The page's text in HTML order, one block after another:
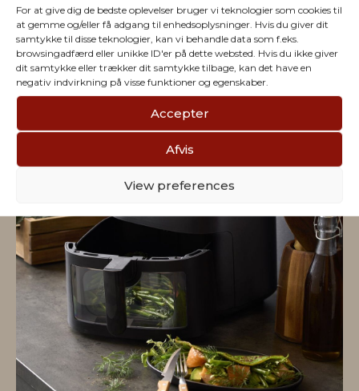
For at give dig de bedste oplevelser bruger vi teknologier som cookies til
at gemme og/eller få adgang til enhedsoplysninger. Hvis du giver dit
samtykke til disse teknologier, kan vi behandle data som f.eks.
browsingadfærd eller unikke ID'er på dette websted. Hvis du ikke giver
dit samtykke eller trækker dit samtykke tilbage, kan det have en
negativ indvirkning på visse funktioner og egenskaber.
Accepter
Afvis
View preferences